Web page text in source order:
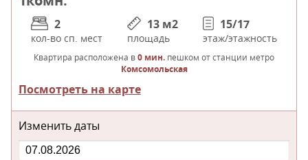
2
кол-во сп. мест
13 м2
площадь
15/17
этаж/этажность
Квартира расположена в0 мин. пешком от станции метро
Комсомольская
Посмотреть на карте
Изменить даты